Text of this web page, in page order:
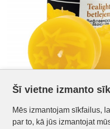
LYSON
Šī vietne izmanto
Mēs izmantojam sīkfailus,
par to, kā jūs izmantojat